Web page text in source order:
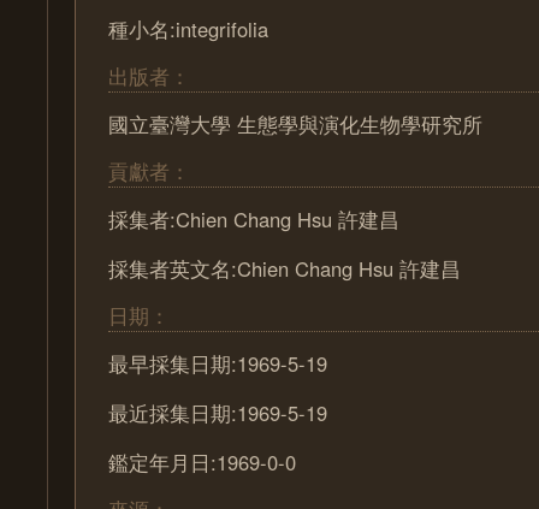
種小名:integrifolia
出版者：
國立臺灣大學 生態學與演化生物學研究所
貢獻者：
採集者:Chien Chang Hsu 許建昌
採集者英文名:Chien Chang Hsu 許建昌
日期：
最早採集日期:1969-5-19
最近採集日期:1969-5-19
鑑定年月日:1969-0-0